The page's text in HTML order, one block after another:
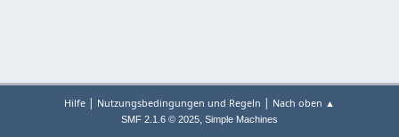
Hilfe | Nutzungsbedingungen und Regeln | Nach oben ▲
SMF 2.1.6 © 2025, Simple Machines